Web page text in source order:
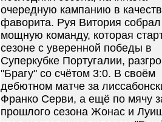
очередную кампанию в
фаворита. Руя Витория собрал
мощную команду, которая
сезоне с уверенной победы в
Суперкубке Португалии,
"Брагу" со счётом 3:0. В своём
дебютном матче за
Франко Серви, а ещё по мячу
прошлого сезона Жонас и